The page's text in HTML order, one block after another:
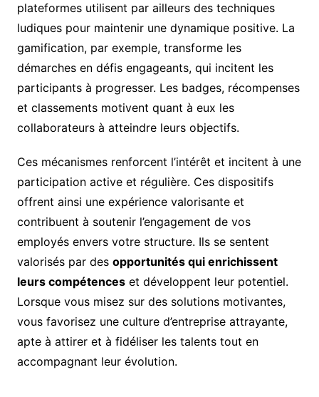
plateformes utilisent par ailleurs des techniques
ludiques pour maintenir une dynamique positive. La
gamification, par exemple, transforme les
démarches en défis engageants, qui incitent les
participants à progresser. Les badges, récompenses
et classements motivent quant à eux les
collaborateurs à atteindre leurs objectifs.
Ces mécanismes renforcent l’intérêt et incitent à une
participation active et régulière. Ces dispositifs
offrent ainsi une expérience valorisante et
contribuent à soutenir l’engagement de vos
employés envers votre structure. Ils se sentent
valorisés par des opportunités qui enrichissent
leurs compétenceset développent leur potentiel.
Lorsque vous misez sur des solutions motivantes,
vous favorisez une culture d’entreprise attrayante,
apte à attirer et à fidéliser les talents tout en
accompagnant leur évolution.